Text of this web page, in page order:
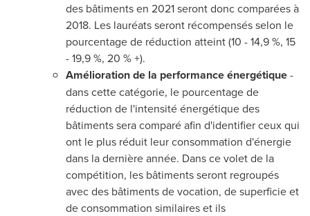
des bâtiments en 2021 seront donc comparées à
2018. Les lauréats seront récompensés selon le
pourcentage de réduction atteint (10 - 14,9 %, 15
- 19,9 %, 20 % +).
Amélioration de la performance énergétique-
dans cette catégorie, le pourcentage de
réduction de l'intensité énergétique des
bâtiments sera comparé afin d'identifier ceux qui
ont le plus réduit leur consommation d'énergie
dans la dernière année. Dans ce volet de la
compétition, les bâtiments seront regroupés
avec des bâtiments de vocation, de superficie et
de consommation similaires et ils